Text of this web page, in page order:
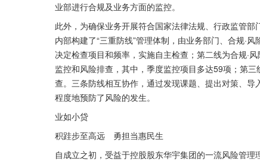
业部进行合规及业务方面的监控。
此外，为确保业务开展符合国家法律法规、行政监管
内部构建了“三重防线”管理体制，由业务部门、合规·
决定检查项目和频率，实施自主检查；第二线为合规·
监控和风险排查，其中，季度监控项目多达59项；第
查。三条防线相互协作，通过发现课题、提出对策、
程度地预防了风险的发生。
业如小贷
积跬步至高远　勇担当惠民生
自成立之初，受益于控股股东华宇集团的一流风险管理